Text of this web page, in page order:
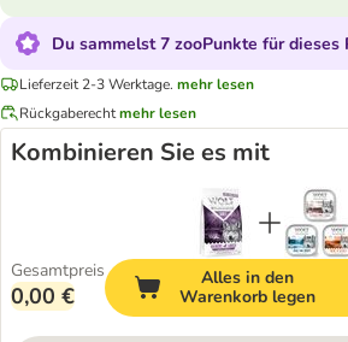
Du sammelst 7 zooPunkte für dieses
Lieferzeit 2-3 Werktage. mehr lesen
Rückgaberechtmehr lesen
Kombinieren Sie es mit
Gesamtpreis
0,00 €
Alles in den
Warenkorb legen